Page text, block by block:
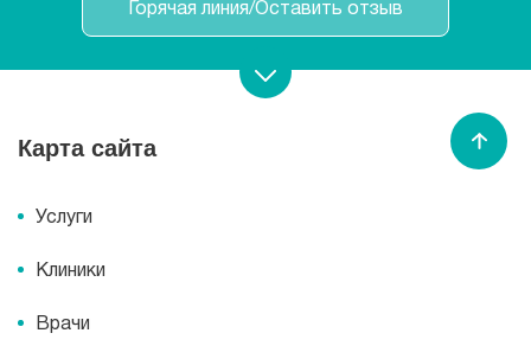
Горячая линия/Оставить отзыв
Записаться на прием
Карта сайта
Услуги
Клиники
Врачи